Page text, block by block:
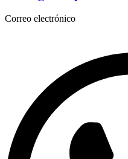
Correo electrónico